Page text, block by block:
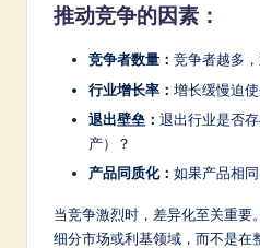
推动竞争的因素：
竞争者数量： 竞争者越多
行业增长率： 增长缓慢迫
退出壁垒： 退出行业是否
产）？
产品同质化： 如果产品相
当竞争激烈时，差异化至关重要
细分市场或利基领域，而不是在